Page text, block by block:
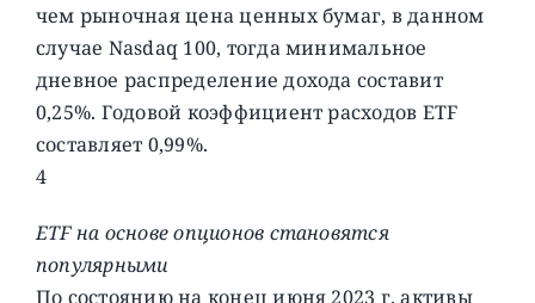
чем рыночная цена ценных бумаг, в данном
случае Nasdaq 100, тогда минимальное
дневное распределение дохода составит
0,25%. Годовой коэффициент расходов ETF
составляет 0,99%.
4
ETF на основе опционов становятся
популярными
По состоянию на конец июня 2023 г. активы